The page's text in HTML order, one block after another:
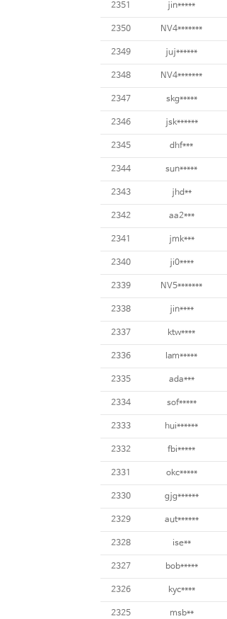
2351 jin*****
2350 NV4*******
2349 juj******
2348 NV4*******
2347 skg*****
2346 jsk******
2345 dhf***
2344 sun*****
2343 jhd**
2342 aa2***
2341 jmk***
2340 ji0****
2339 NV5*******
2338 jin****
2337 ktw****
2336 lam*****
2335 ada***
2334 sof*****
2333 hui******
2332 fbi*****
2331 okc*****
2330 gjg******
2329 aut******
2328 ise**
2327 bob*****
2326 kyc****
2325 msb**